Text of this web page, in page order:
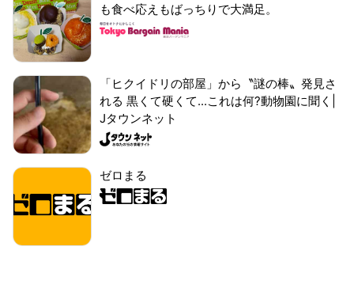
も食べ応えもばっちりで大満足。
「ヒクイドリの部屋」から〝謎の棒〟発見さ
れる 黒くて硬くて...これは何?動物園に聞く|
Jタウンネット
ゼロまる